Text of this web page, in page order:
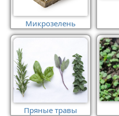
Микрозелень
Пряные травы